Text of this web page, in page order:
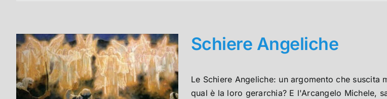
Schiere Angeliche
Le Schiere Angeliche: un argomento che
qual è la loro gerarchia? E l'Arcangelo Michele,